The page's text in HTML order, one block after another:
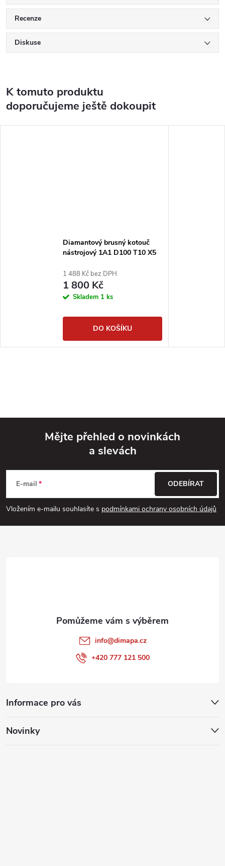
Recenze
Diskuse
K tomuto produktu
doporučujeme ještě dokoupit
Diamantový brusný kotouč
nástrojový 1A1 D100 T10 X5
1 488 Kč bez DPH
1 800 Kč
Skladem 1 ks
DO KOŠÍKU
p
a
Mějte přehled o novinkách
a slevách
E-mail
Vložením e-mailu souhlasíte s podmínkami ochrany osobních údajů
ODEBÍRAT
Informace pro vás
Novinky
info@dimapa.cz
+420 777 121 500